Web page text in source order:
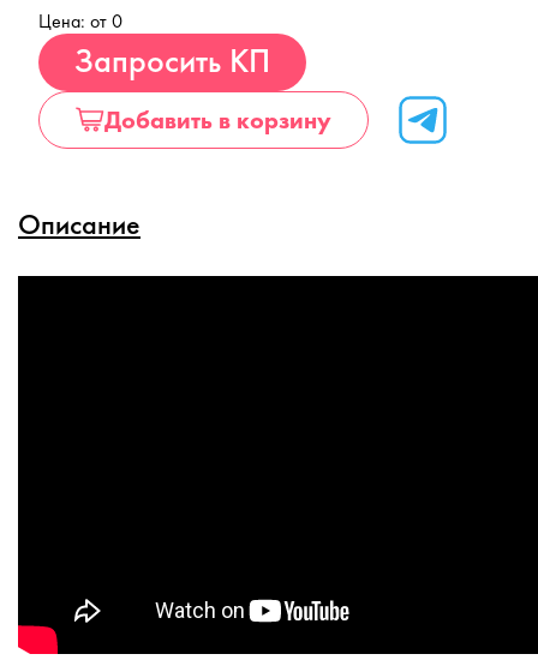
Цена: от 0
Запросить КП
Добавить в корзину
Описание